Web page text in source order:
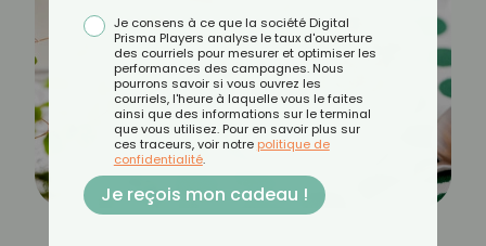
Je consens à ce que la société Digital
Prisma Players analyse le taux d'ouverture
des courriels pour mesurer et optimiser les
performances des campagnes. Nous
pourrons savoir si vous ouvrez les
courriels, l'heure à laquelle vous le faites
ainsi que des informations sur le terminal
que vous utilisez. Pour en savoir plus sur
ces traceurs, voir notre politique de
confidentialité.
Je reçois mon cadeau !